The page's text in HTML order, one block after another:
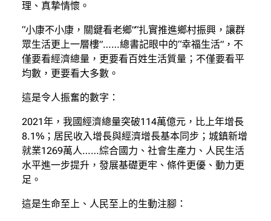
理、真摯情懷。
“小康不小康，關鍵看老鄉”“扎實推進鄉村振興，讓群
眾生活更上一層樓”……總書記眼中的“幸福生活”，不
僅要看經濟總量，更要看百姓生活質量；不僅要看平
均數，更要看大多數。
這是令人振奮的數字：
2021年，我國經濟總量突破114萬億元，比上年增長
8.1%；居民收入增長與經濟增長基本同步；城鎮新增
就業1269萬人……綜合國力、社會生產力、人民生活
水平進一步提升，發展基礎更牢、條件更優、動力更
足。
這是生命至上、人民至上的生動注腳：